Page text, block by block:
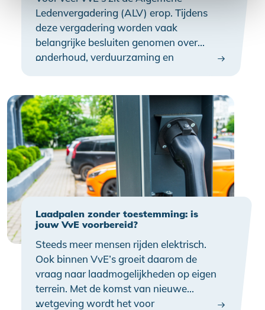
Ledenvergadering (ALV) erop. Tijdens
deze vergadering worden vaak
belangrijke besluiten genomen over
onderhoud, verduurzaming en
volgende stap. Juist de zomerperiode is
een goed moment om door te pakken.
…
Laadpalen zonder toestemming: is
jouw VvE voorbereid?
Steeds meer mensen rijden elektrisch.
Ook binnen VvE’s groeit daarom de
vraag naar laadmogelijkheden op eigen
terrein. Met de komst van nieuwe
wetgeving wordt het voor
…